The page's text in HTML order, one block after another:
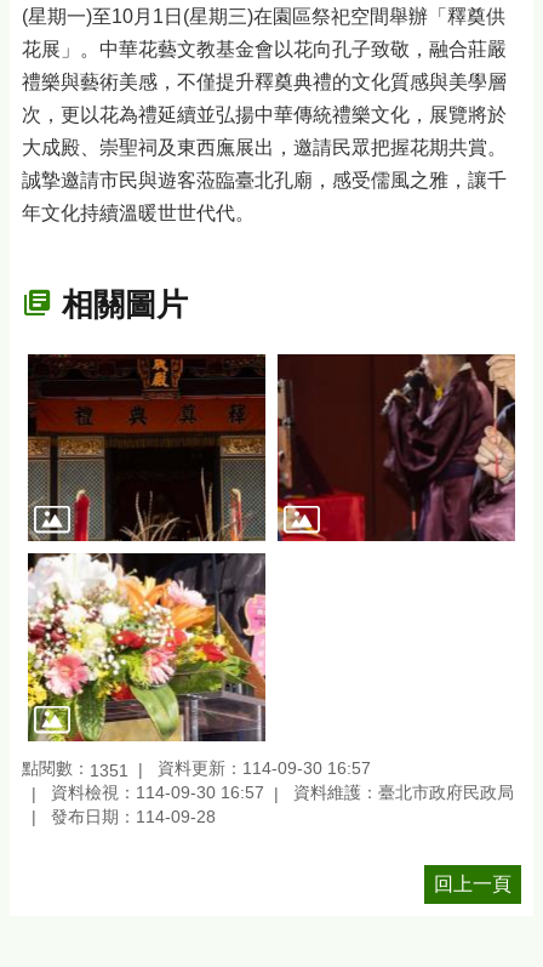
(星期一)至10月1日(星期三)在園區祭祀空間舉辦「釋奠供
花展」。中華花藝文教基金會以花向孔子致敬，融合莊嚴
禮樂與藝術美感，不僅提升釋奠典禮的文化質感與美學層
次，更以花為禮延續並弘揚中華傳統禮樂文化，展覽將於
大成殿、崇聖祠及東西廡展出，邀請民眾把握花期共賞。
誠摯邀請市民與遊客蒞臨臺北孔廟，感受儒風之雅，讓千
年文化持續溫暖世世代代。
相關圖片
點閱數： 1351
資料更新：114-09-30 16:57
資料檢視：114-09-30 16:57
資料維護：臺北市政府民政局
發布日期：114-09-28
回上一頁